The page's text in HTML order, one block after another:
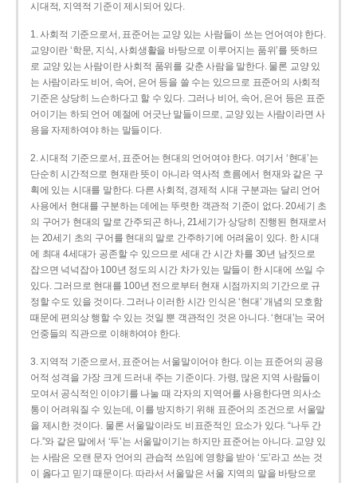
시대적, 지역적 기준이 제시되어 있다.
1. 사회적 기준으로서, 표준어는 교양 있는 사람들이 쓰는 언어여야 한다.
교양이란 ‘학문, 지식, 사회생활을 바탕으로 이루어지는 품위’를 뜻하므
로 교양 있는 사람이란 사회적 품위를 갖춘 사람을 말한다. 물론 교양 있
는 사람이라도 비어, 속어, 은어 등을 쓸 수는 있으므로 표준어의 사회적
기준은 상당히 느슨하다고 할 수 있다. 그러나 비어, 속어, 은어 등은 표준
어이기는 하되 언어 예절에 어긋난 말들이므로, 교양 있는 사람이라면 사
용을 자제하여야 하는 말들이다.
2. 시대적 기준으로서, 표준어는 현대의 언어여야 한다. 여기서 ‘현대’는
단순히 시간적으로 현재란 뜻이 아니라 역사적 흐름에서 현재와 같은 구
획에 있는 시대를 말한다. 다른 사회적, 경제적 시대 구분과는 달리 언어
사용에서 현대를 구분하는 데에는 뚜렷한 객관적 기준이 없다. 20세기 초
의 구어가 현대의 말로 간주되곤 하나, 21세기가 상당히 진행된 현재로서
는 20세기 초의 구어를 현대의 말로 간주하기에 어려움이 있다. 한 시대
에 최대 4세대가 공존할 수 있으므로 세대 간 시간 차를 30년 남짓으로
잡으면 넉넉잡아 100년 정도의 시간 차가 있는 말들이 한 시대에 쓰일 수
있다. 그러므로 현대를 100년 전으로부터 현재 시점까지의 기간으로 규
정할 수도 있을 것이다. 그러나 이러한 시간 인식은 ‘현대’ 개념의 모호함
때문에 편의상 행할 수 있는 것일 뿐 객관적인 것은 아니다. ‘현대’는 국어
언중들의 직관으로 이해하여야 한다.
3. 지역적 기준으로서, 표준어는 서울말이어야 한다. 이는 표준어의 공용
어적 성격을 가장 크게 드러내 주는 기준이다. 가령, 많은 지역 사람들이
모여서 공식적인 이야기를 나눌 때 각자의 지역어를 사용한다면 의사소
통이 어려워질 수 있는데, 이를 방지하기 위해 표준어의 조건으로 서울말
을 제시한 것이다. 물론 서울말이라도 비표준적인 요소가 있다. “나두 간
다.”와 같은 말에서 ‘두’는 서울말이기는 하지만 표준어는 아니다. 교양 있
는 사람은 오랜 문자 언어의 관습적 쓰임에 영향을 받아 ‘도’라고 쓰는 것
이 옳다고 믿기 때문이다. 따라서 서울말은 서울 지역의 말을 바탕으로